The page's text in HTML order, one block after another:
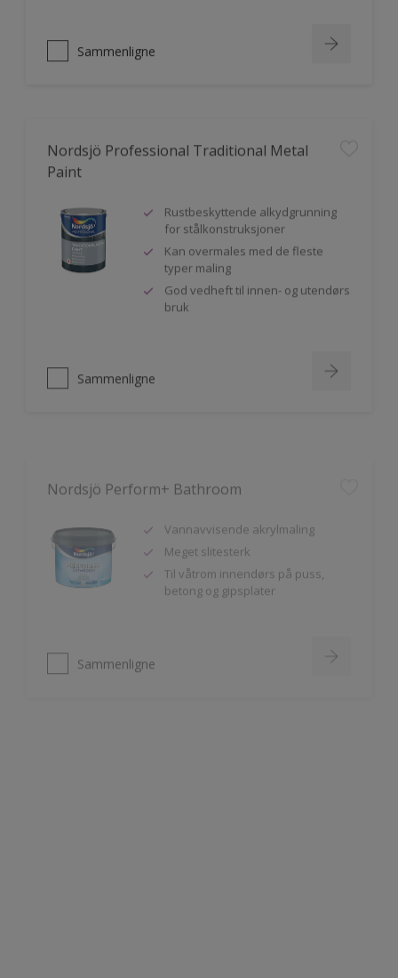
Sammenligne
Paint
for stålkonstruksjoner
Kan overmales med de fleste
typer maling
God vedheft til innen- og utendørs
bruk
Vannavvisende akrylmaling
Til våtrom innendørs på puss,
betong og gipsplater